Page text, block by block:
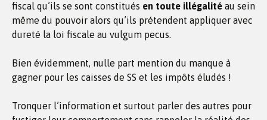
fiscal qu’ils se sont constitués en toute illégalité au sein
même du pouvoir alors qu’ils prétendent appliquer avec
dureté la loi fiscale au vulgum pecus.
Bien évidemment, nulle part mention du manque à
gagner pour les caisses de SS et les impôts éludés !
Tronquer l’information et surtout parler des autres pour